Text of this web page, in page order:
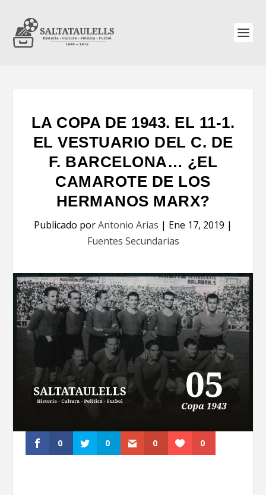
LA COPA DE 1943. EL 11-1.
EL VESTUARIO DEL C. DE
F. BARCELONA… ¿EL
CAMAROTE DE LOS
HERMANOS MARX?
Publicado porAntonio Arias | Ene 17, 2019 |
Fuentes Secundarias
0 0 0 0